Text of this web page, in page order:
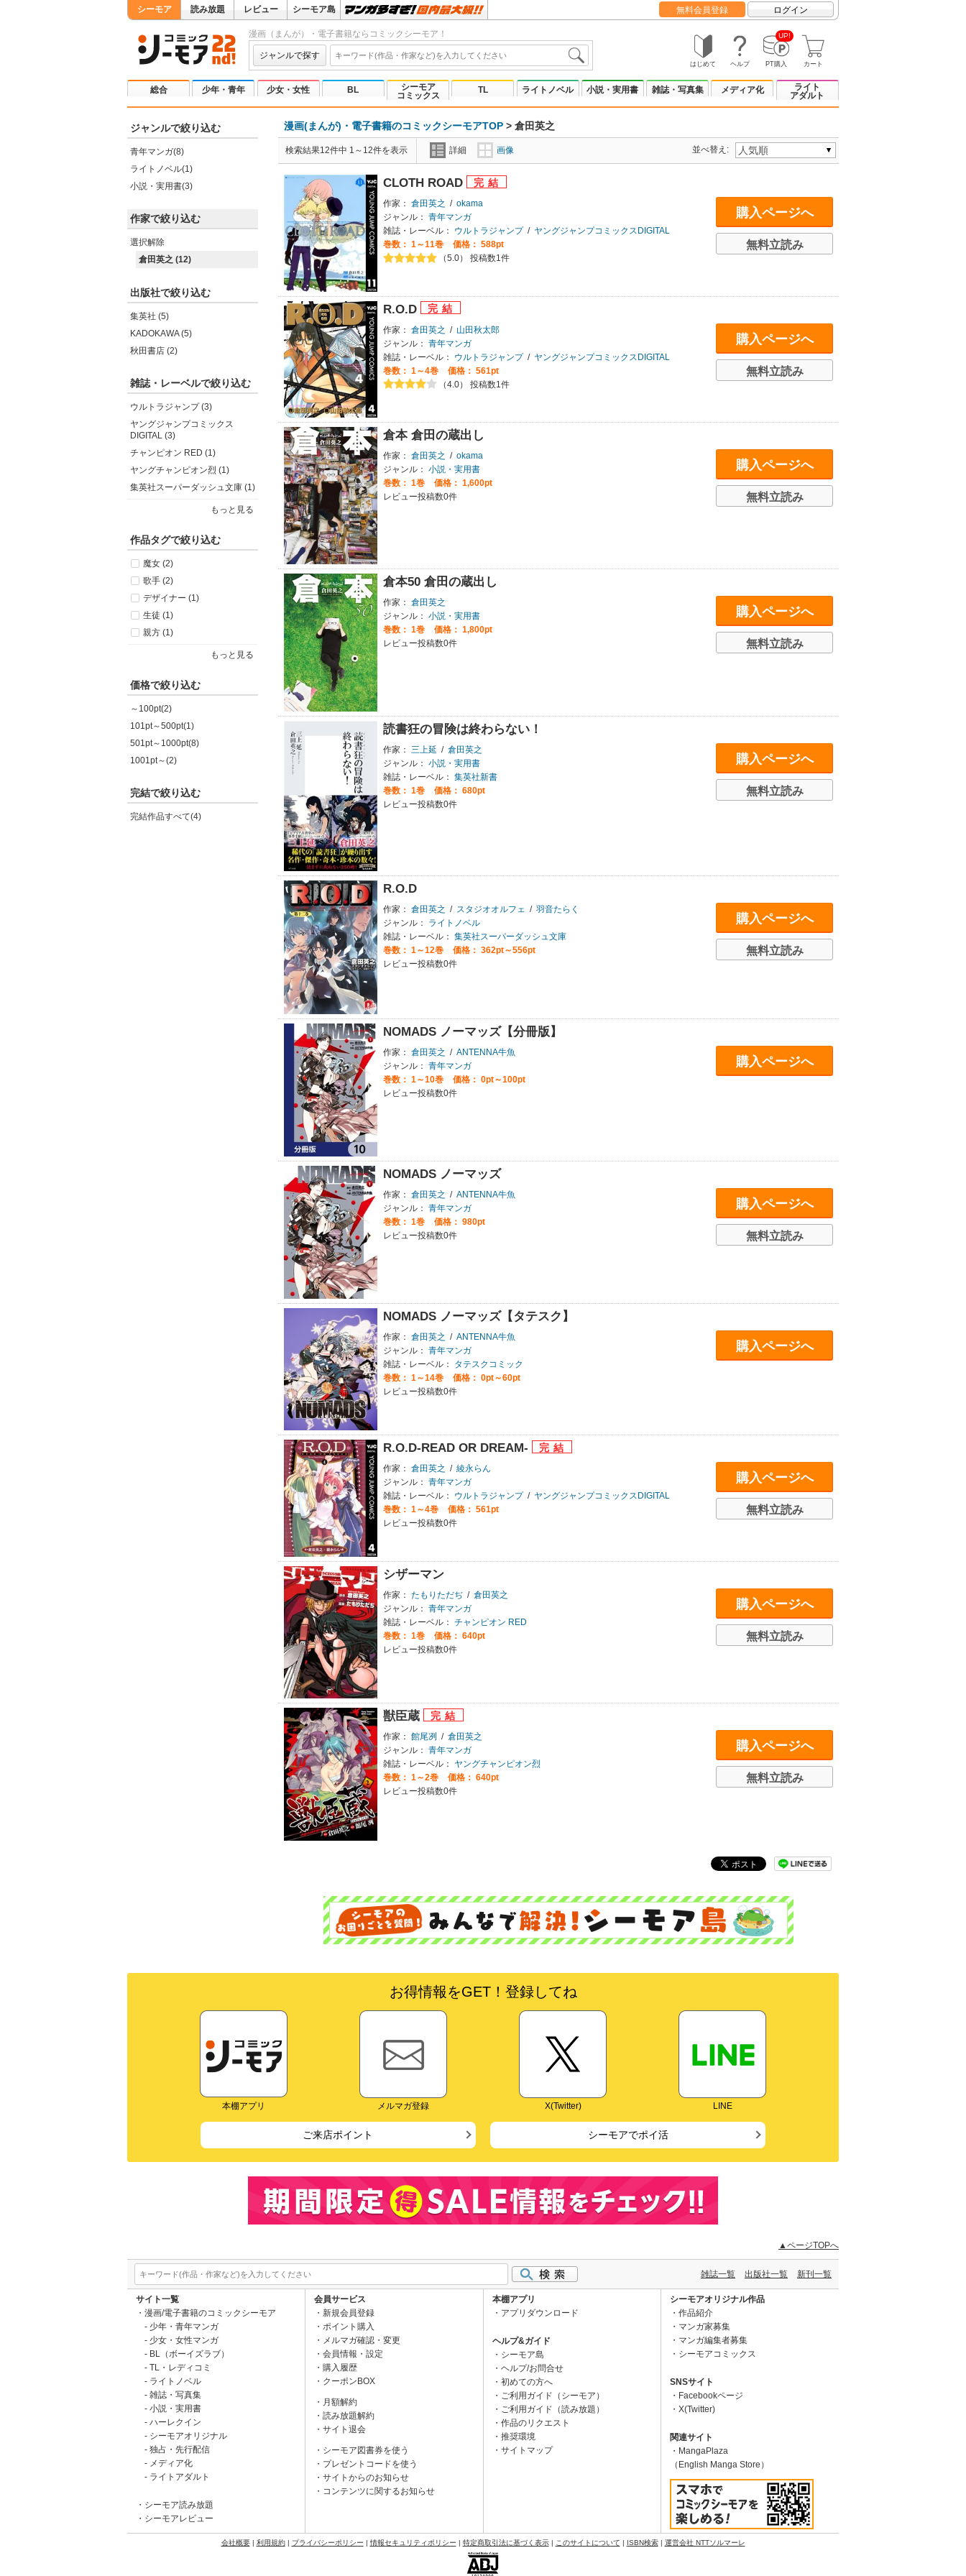
シーモア 読み放題 レビュー シーモア島 無料会員登録 ログイン
漫画（まんが）・電子書籍ならコミックシーモア！
ジャンルで探す
はじめて ヘルプ
UP!
PT購入 カート
総合 少年・青年 少女・女性 BL
シーモア
コミックス
TL ライトノベル 小説・実用書 雑誌・写真集 メディア化
ライト
アダルト
ジャンルで絞り込む
青年マンガ(8)
ライトノベル(1)
小説・実用書(3)
作家で絞り込む
選択解除
倉田英之 (12)
出版社で絞り込む
集英社 (5)
KADOKAWA (5)
秋田書店 (2)
雑誌・レーベルで絞り込む
ウルトラジャンプ (3)
ヤングジャンプコミックス
DIGITAL (3)
チャンピオン RED (1)
ヤングチャンピオン烈 (1)
集英社スーパーダッシュ文庫 (1)
もっと見る
作品タグで絞り込む
魔女 (2)
歌手 (2)
デザイナー (1)
生徒 (1)
親方 (1)
もっと見る
価格で絞り込む
～100pt(2)
101pt～500pt(1)
501pt～1000pt(8)
1001pt～(2)
完結で絞り込む
完結作品すべて(4)
漫画(まんが)・電子書籍のコミックシーモアTOP > 倉田英之
検索結果12件中 1～12件を表示 詳細 画像 並べ替え:
CLOTH ROAD
作家： 倉田英之 / okama
ジャンル： 青年マンガ
雑誌・レーベル：
ウルトラジャンプ / ヤングジャンプコミックスDIGITAL
巻数： 1～11巻
価格： 588pt
（5.0） 投稿数1件
購入ページへ
無料立読み
R.O.D
作家： 倉田英之 / 山田秋太郎
ジャンル： 青年マンガ
雑誌・レーベル：
ウルトラジャンプ / ヤングジャンプコミックスDIGITAL
巻数： 1～4巻
価格： 561pt
（4.0） 投稿数1件
購入ページへ
無料立読み
倉本 倉田の蔵出し
作家： 倉田英之 / okama
ジャンル： 小説・実用書
巻数： 1巻
価格： 1,600pt
レビュー投稿数0件
購入ページへ
無料立読み
倉本50 倉田の蔵出し
作家： 倉田英之
ジャンル： 小説・実用書
巻数： 1巻
価格： 1,800pt
レビュー投稿数0件
購入ページへ
無料立読み
読書狂の冒険は終わらない！
作家： 三上延 / 倉田英之
ジャンル： 小説・実用書
雑誌・レーベル： 集英社新書
巻数： 1巻
価格： 680pt
レビュー投稿数0件
購入ページへ
無料立読み
R.O.D
作家： 倉田英之 / スタジオオルフェ / 羽音たらく
ジャンル：
ライトノベル
雑誌・レーベル： 集英社スーパーダッシュ文庫
巻数： 1～12巻
価格： 362pt～556pt
レビュー投稿数0件
購入ページへ
無料立読み
NOMADS ノーマッズ【分冊版】
作家： 倉田英之 / ANTENNA牛魚
ジャンル： 青年マンガ
巻数： 1～10巻
価格： 0pt～100pt
レビュー投稿数0件
購入ページへ
NOMADS ノーマッズ
作家： 倉田英之 / ANTENNA牛魚
ジャンル： 青年マンガ
巻数： 1巻
価格： 980pt
レビュー投稿数0件
購入ページへ
無料立読み
NOMADS ノーマッズ【タテスク】
作家： 倉田英之 / ANTENNA牛魚
ジャンル： 青年マンガ
雑誌・レーベル：
タテスクコミック
巻数： 1～14巻
価格： 0pt～60pt
レビュー投稿数0件
購入ページへ
R.O.D-READ OR DREAM-
作家： 倉田英之 / 綾永らん
ジャンル： 青年マンガ
雑誌・レーベル：
ウルトラジャンプ / ヤングジャンプコミックスDIGITAL
巻数： 1～4巻
価格： 561pt
レビュー投稿数0件
購入ページへ
無料立読み
シザーマン
作家： たもりただぢ / 倉田英之
ジャンル： 青年マンガ
雑誌・レーベル： チャンピオン RED
巻数： 1巻
価格： 640pt
レビュー投稿数0件
購入ページへ
無料立読み
獣臣蔵
作家： 館尾冽 / 倉田英之
ジャンル： 青年マンガ
雑誌・レーベル：
ヤングチャンピオン烈
巻数： 1～2巻
価格： 640pt
レビュー投稿数0件
購入ページへ
無料立読み
お得情報をGET！登録してね
本棚アプリ メルマガ登録 X(Twitter) LINE
ご来店ポイント シーモアでポイ活
▲ページTOPへ
雑誌一覧 出版社一覧 新刊一覧
サイト一覧
漫画/電子書籍のコミックシーモア
少年・青年マンガ
少女・女性マンガ
BL（ボーイズラブ）
TL・レディコミ
ライトノベル
雑誌・写真集
小説・実用書
ハーレクイン
シーモアオリジナル
独占・先行配信
メディア化
ライトアダルト
シーモア読み放題
シーモアレビュー
会員サービス
新規会員登録
ポイント購入
メルマガ確認・変更
会員情報・設定
購入履歴
クーポンBOX
月額解約
読み放題解約
サイト退会
シーモア図書券を使う
プレゼントコードを使う
サイトからのお知らせ
コンテンツに関するお知らせ
本棚アプリ
アプリダウンロード
ヘルプ&ガイド
シーモア島
ヘルプ/お問合せ
初めての方へ
ご利用ガイド（シーモア）
ご利用ガイド（読み放題）
作品のリクエスト
推奨環境
サイトマップ
シーモアオリジナル作品
作品紹介
マンガ家募集
マンガ編集者募集
シーモアコミックス
SNSサイト
Facebookページ
X(Twitter)
関連サイト
MangaPlaza
（English Manga Store）
会社概要| 利用規約| プライバシーポリシー | 情報セキュリティポリシー | 特定商取引法に基づく表示| このサイトについて | ISBN検索| 運営会社 NTTソルマーレ